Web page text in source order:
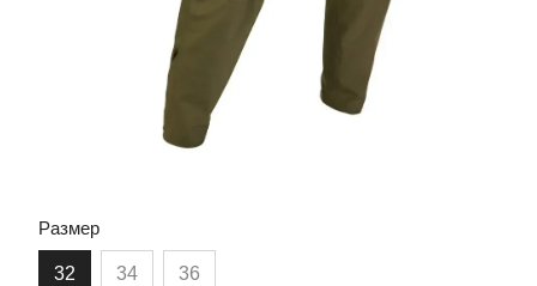
Размер
32 34 36